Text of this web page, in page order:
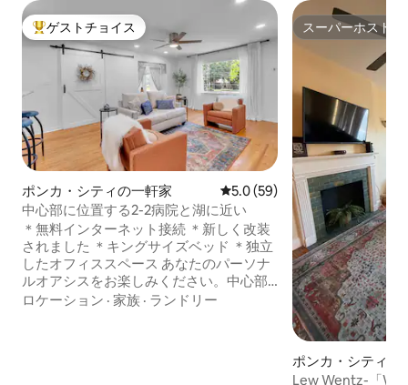
大好評のゲストチョイスです。
ゲストチョイス
ポンカ・シティの一軒家 レビュー59件、5つ星中5.0つ
5.0 (59)
中心部に位置する2-2病院と湖に近い
＊無料インターネット接続 ＊新しく改装
されました ＊キングサイズベッド ＊独立
したオフィススペース あなたのパーソナ
ルオアシスをお楽しみください。中心部
に位置し、医療地区やポンカシティのア
ロケーション · 家族 · ランドリー
スーパーホスト
スーパーホスト
ポンカ・シティの
アパート
Lew Wentz-「